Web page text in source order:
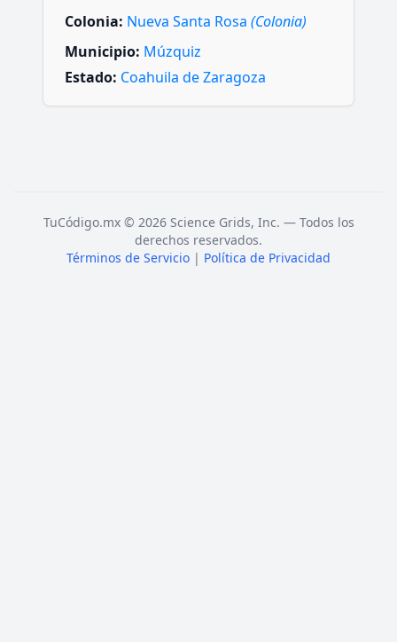
Colonia: Nueva Santa Rosa (Colonia)
Municipio: Múzquiz
Estado: Coahuila de Zaragoza
TuCódigo.mx © 2026 Science Grids, Inc. — Todos los
derechos reservados.
Términos de Servicio | Política de Privacidad